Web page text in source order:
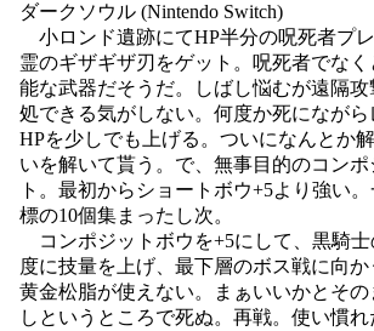
ダークソウル (Nintendo Switch)
小ロンド遺跡にてHP半分の呪死者プ
霊のギザギザ刃をゲット。呪死者でな
能な武器だそうだ。しばし悩むが遠隔
処できる気がしない。何度か死にながら
HPを少しでも上げる。ついになんとか
いを解いて貰う。で、無事目的のコン
ト。最初からショートボウ+5より強い
標の10個集まったし次。
コンポジットボウを+5にして、黒騎士
度に技量を上げ、最下層のボス戦に向
黄金松脂が使えない。まぁいいかとそ
しというところで死ぬ。再戦。使い慣